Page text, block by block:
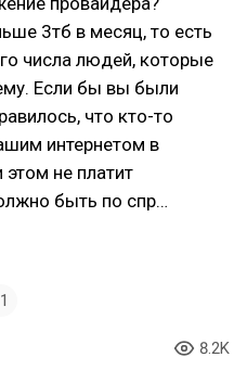
3тб в месяц, то есть
числа людей, которые
Если бы вы были
что кто-то
интернетом в
не платит
быть по спр…
1
8.2K